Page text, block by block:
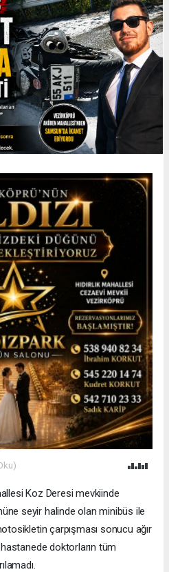
Koz Deresi mevkiinde
seyir halinde olan minibüs ile
çarpışması sonucu ağır
hastanede doktorların tüm